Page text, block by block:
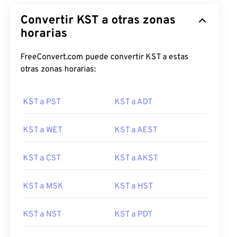
Convertir KST a otras zonas
horarias
FreeConvert.com puede convertir KST a estas
otras zonas horarias:
KST a PST KST a ADT
KST a WET KST a AEST
KST a CST KST a AKST
KST a MSK KST a HST
KST a NST KST a PDT